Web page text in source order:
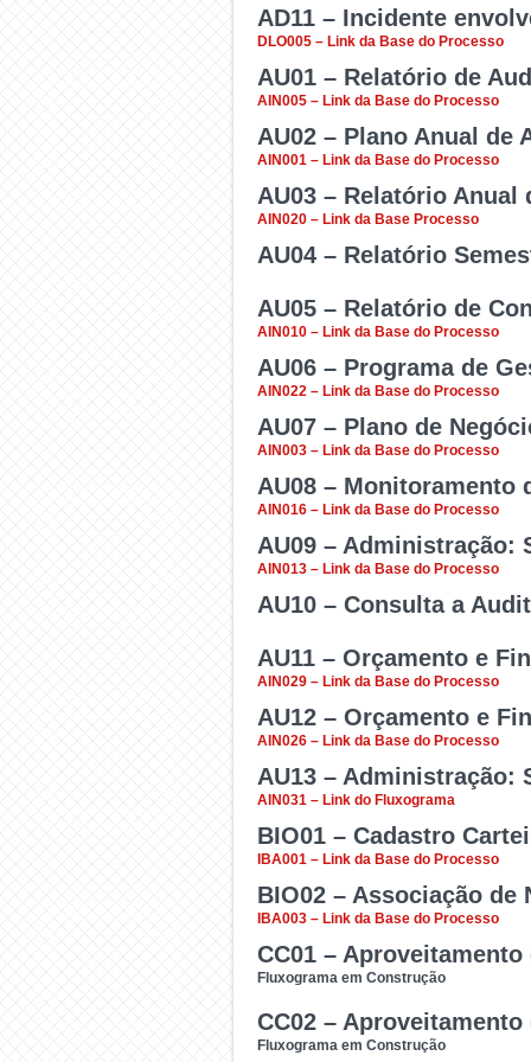
unidades da UFV.
Credenciamento de
AD11 – Incidente
DLO005 – Link da Base do Processo
Usar para comunicação
AU01 – Relatório de
AIN005 – Link da Base do Processo
Obtenção e análise de
sobre um objeto de
AU02 – Plano Anual de
AIN001 – Link da Base do Processo
Definir os trabalhos de
Processo aberto
AU03 – Relatório
AIN020 – Link da Base Processo
auditoria. Processo
AU04 – Relatório
Comunicar as
semestre de cada
AU05 – Relatório de
AIN010 – Link da Base do Processo
Assessoramento,
Superior com a
AU06 – Programa de
AIN022 – Link da Base do Processo
Promover a avaliação e
eficácia e da eficiência
AIN.
AU07 – Plano de
AIN003 – Link da Base do Processo
Apresentar o
de 4 (quatro) anos.
AU08 – Monitoramento
AIN016 – Link da Base do Processo
Verificar se as
recomendações
adotados.
AU09 – Administração:
AIN013 – Link da Base do Processo
privados, na utilização
AU10 – Consulta a
Utilizado para buscar
AU11 – Orçamento e
AIN029 – Link da Base do Processo
Reunir dados e
levantamento
cooperação em
desenvolvidos pelo orgão
AU12 – Orçamento e
AIN026 – Link da Base do Processo
Emitir opinião geral da
CGU nº 05/2021, com
do Plano Anual de
AU13 – Administração:
AIN031 – Link do Fluxograma
É o documento
documentos,
desenvolvimento dos
BIO01 – Cadastro
IBA001 – Link da Base do Processo
Processo para criação/
BIO02 – Associação
IBA003 – Link da Base do Processo
Processo de solicitação
CC01 –
Fluxograma em Construção
Processo das
CC02 –
Fluxograma em Construção